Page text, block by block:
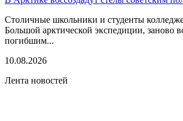
Столичные школьники и студенты
Большой арктической экспедиции, заново
погибшим...
10.08.2026
Лента новостей